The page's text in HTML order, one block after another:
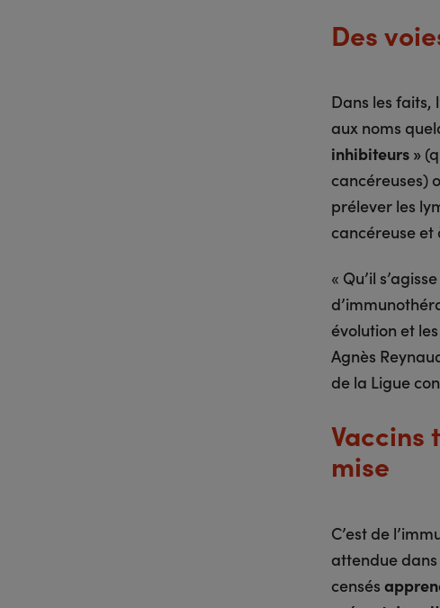
Des
Dans les faits,
aux noms
inhibiteurs »
cancéreuses)
prélever les
cancéreuse et
« Qu’il
évolution et
Agnès
de la Ligue
Vaccins
mise
C’est de
attendue
censés